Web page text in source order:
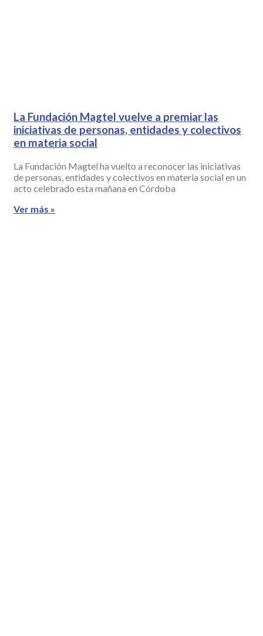
La Fundación Magtel vuelve a premiar las
iniciativas de personas, entidades y colectivos
en materia social
La Fundación Magtel ha vuelto a reconocer las iniciativas
de personas, entidades y colectivos en materia social en un
acto celebrado esta mañana en Córdoba
Ver más »